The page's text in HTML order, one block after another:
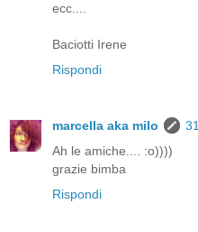
ecc....
Baciotti Irene
Rispondi
marcella aka milo
Ah le amiche.... :o))))
grazie bimba
Rispondi